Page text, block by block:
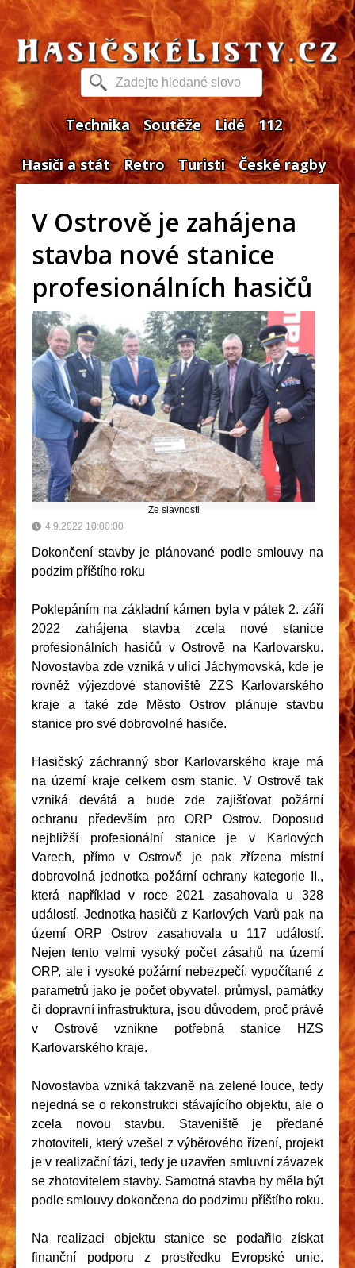
Technika Soutěže Lidé 112
Hasiči a stát Retro Turisti České ragby
V Ostrově je zahájena
stavba nové stanice
profesionálních hasičů
Ze slavnosti
4.9.2022 10:00:00
Dokončení stavby je plánované podle smlouvy na
podzim příštího roku
Poklepáním na základní kámen byla v pátek 2. září
2022 zahájena stavba zcela nové stanice
profesionálních hasičů v Ostrově na Karlovarsku.
Novostavba zde vzniká v ulici Jáchymovská, kde je
rovněž výjezdové stanoviště ZZS Karlovarského
kraje a také zde Město Ostrov plánuje stavbu
stanice pro své dobrovolné hasiče.
Hasičský záchranný sbor Karlovarského kraje má
na území kraje celkem osm stanic. V Ostrově tak
vzniká devátá a bude zde zajišťovat požární
ochranu především pro ORP Ostrov. Doposud
nejbližší profesionální stanice je v Karlových
Varech, přímo v Ostrově je pak zřízena místní
dobrovolná jednotka požární ochrany kategorie II.,
která například v roce 2021 zasahovala u 328
událostí. Jednotka hasičů z Karlových Varů pak na
území ORP Ostrov zasahovala u 117 událostí.
Nejen tento velmi vysoký počet zásahů na území
ORP, ale i vysoké požární nebezpečí, vypočítané z
parametrů jako je počet obyvatel, průmysl, památky
či dopravní infrastruktura, jsou důvodem, proč právě
v Ostrově vznikne potřebná stanice HZS
Karlovarského kraje.
Novostavba vzniká takzvaně na zelené louce, tedy
nejedná se o rekonstrukci stávajícího objektu, ale o
zcela novou stavbu. Staveniště je předané
zhotoviteli, který vzešel z výběrového řízení, projekt
je v realizační fázi, tedy je uzavřen smluvní závazek
se zhotovitelem stavby. Samotná stavba by měla být
podle smlouvy dokončena do podzimu příštího roku.
Na realizaci objektu stanice se podařilo získat
finanční podporu z prostředku Evropské unie.